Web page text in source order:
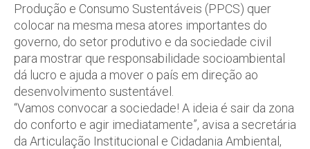
Produção e Consumo Sustentáveis (PPCS) quer
colocar na mesma mesa atores importantes do
governo, do setor produtivo e da sociedade civil
para mostrar que responsabilidade socioambiental
dá lucro e ajuda a mover o país em direção ao
desenvolvimento sustentável.
“Vamos convocar a sociedade! A ideia é sair da zona
do conforto e agir imediatamente”, avisa a secretária
da Articulação Institucional e Cidadania Ambiental,